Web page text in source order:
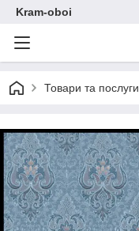
Kram-oboi
Товари та послуги